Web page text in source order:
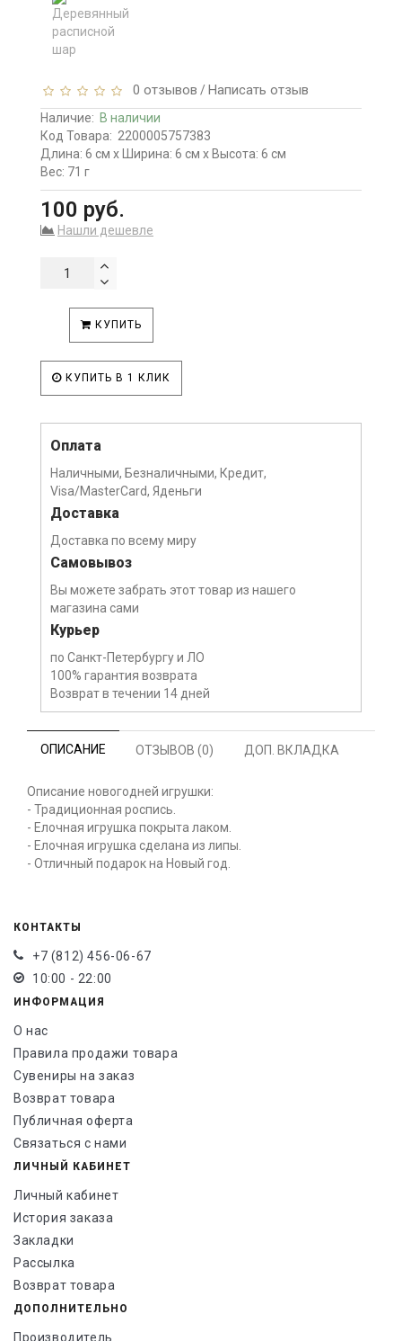
0 отзывов / Написать отзыв
Наличие: В наличии
Код Товара: 2200005757383
Длина: 6 см x Ширина: 6 см x Высота: 6 см
Вес: 71 г
100 руб.
Нашли дешевле
КУПИТЬ
КУПИТЬ В 1 КЛИК
Оплата
Наличными, Безналичными, Кредит,
Visa/MasterCard, Яденьги
Доставка
Доставка по всему миру
Самовывоз
Вы можете забрать этот товар из нашего
магазина сами
Курьер
по Санкт-Петербургу и ЛО
100% гарантия возврата
Возврат в течении 14 дней
ОПИСАНИЕ ОТЗЫВОВ (0) ДОП. ВКЛАДКА
Описание новогодней игрушки:
- Традиционная роспись.
- Елочная игрушка покрыта лаком.
- Елочная игрушка сделана из липы.
- Отличный подарок на Новый год.
КОНТАКТЫ
+7 (812) 456-06-67
10:00 - 22:00
ИНФОРМАЦИЯ
О нас
Правила продажи товара
Сувениры на заказ
Возврат товара
Публичная оферта
Связаться с нами
ЛИЧНЫЙ КАБИНЕТ
Личный кабинет
История заказа
Закладки
Рассылка
Возврат товара
ДОПОЛНИТЕЛЬНО
Производитель